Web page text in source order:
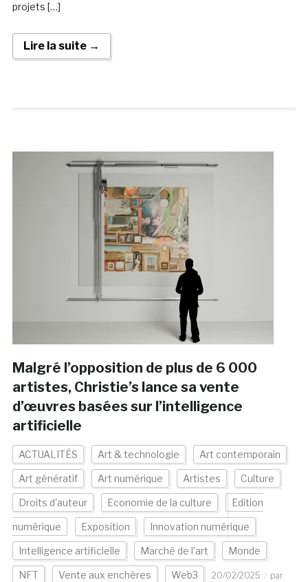
projets […]
Lire la suite →
Malgré l’opposition de plus de 6 000
artistes, Christie’s lance sa vente
d’œuvres basées sur l’intelligence
artificielle
ACTUALITÉS Art & technologie Art contemporain
Art génératif Art numérique Artistes Culture
Droits d'auteur Economie de la culture Edition
numérique Exposition Innovation numérique
Intelligence artificielle Marché de l'art Monde
NFT Vente aux enchères Web3 20/02/2025
par